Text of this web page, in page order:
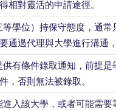
相對靈活的申請途徑。
學位）持保守態度，通
通過代理與大學進行溝通
有條件錄取通知，前提
，否則無法被錄取。
入該大學，或者可能需